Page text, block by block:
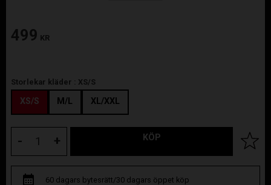
499 KR
Storlekar kläder : XS/S
XS/S M/L XL/XXL
+
- KÖP Lägg
60 dagars bytesrätt/30 dagars öppet köp